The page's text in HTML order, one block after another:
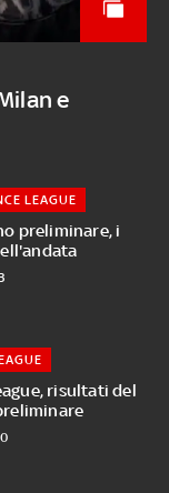
e
preliminare, i
LEAGUE
risultati del